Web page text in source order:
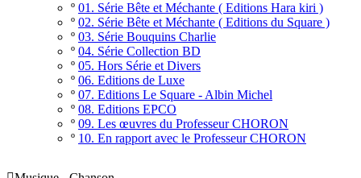
º 01. Série Bête et Méchante ( Editions Hara kiri )
º 02. Série Bête et Méchante ( Editions du Square )
º 03. Série Bouquins Charlie
º 04. Série Collection BD
º 05. Hors Série et Divers
º 06. Editions de Luxe
º 07. Editions Le Square - Albin Michel
º 08. Editions EPCO
º 09. Les œuvres du Professeur CHORON
º 10. En rapport avec le Professeur CHORON